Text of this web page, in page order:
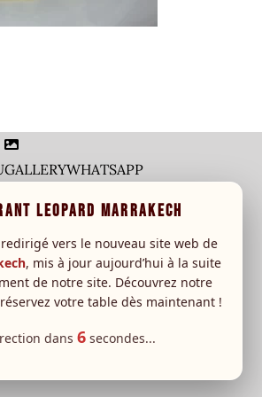
GALLERYWHATSAPP
LEOPARD MARRAKECH
vers le nouveau site web de
, mis à jour aujourd’hui à la suite
de notre site. Découvrez notre
votre table dès maintenant !
dans 6secondes...